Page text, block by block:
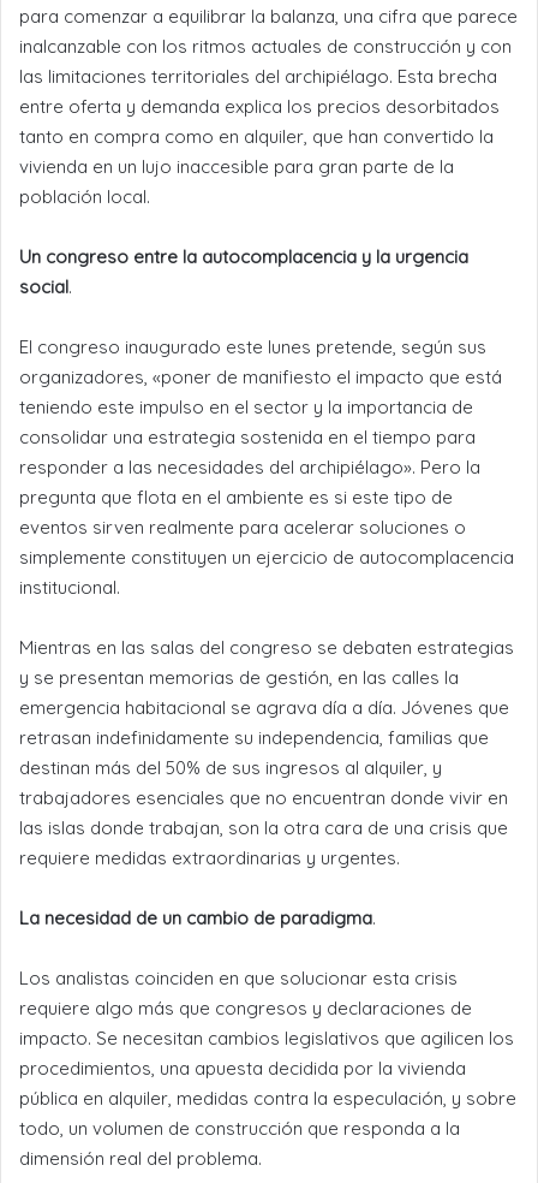
para comenzar a equilibrar la balanza, una cifra que parece
inalcanzable con los ritmos actuales de construcción y con
las limitaciones territoriales del archipiélago. Esta brecha
entre oferta y demanda explica los precios desorbitados
tanto en compra como en alquiler, que han convertido la
vivienda en un lujo inaccesible para gran parte de la
población local.
Un congreso entre la autocomplacencia y la urgencia
social.
El congreso inaugurado este lunes pretende, según sus
organizadores, «poner de manifiesto el impacto que está
teniendo este impulso en el sector y la importancia de
consolidar una estrategia sostenida en el tiempo para
responder a las necesidades del archipiélago». Pero la
pregunta que flota en el ambiente es si este tipo de
eventos sirven realmente para acelerar soluciones o
simplemente constituyen un ejercicio de autocomplacencia
institucional.
Mientras en las salas del congreso se debaten estrategias
y se presentan memorias de gestión, en las calles la
emergencia habitacional se agrava día a día. Jóvenes que
retrasan indefinidamente su independencia, familias que
destinan más del 50% de sus ingresos al alquiler, y
trabajadores esenciales que no encuentran donde vivir en
las islas donde trabajan, son la otra cara de una crisis que
requiere medidas extraordinarias y urgentes.
La necesidad de un cambio de paradigma.
Los analistas coinciden en que solucionar esta crisis
requiere algo más que congresos y declaraciones de
impacto. Se necesitan cambios legislativos que agilicen los
procedimientos, una apuesta decidida por la vivienda
pública en alquiler, medidas contra la especulación, y sobre
todo, un volumen de construcción que responda a la
dimensión real del problema.